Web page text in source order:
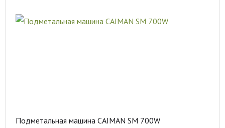
Подметальная машина CAIMAN SM 700W